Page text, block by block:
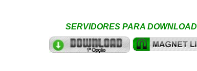
SERVIDORES PARA DOWNLOAD